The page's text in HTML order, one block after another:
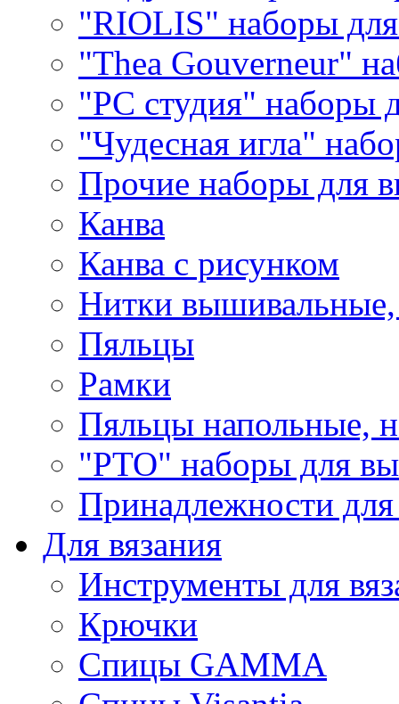
"RIOLIS" наборы
"Thea Gouverneur"
"РС студия" наборы
"Чудесная игла"
Прочие наборы для
Канва
Канва с рисунком
Нитки
Пяльцы
Рамки
Пяльцы напольные,
"РТО" наборы для
Принадлежности
Для вязания
Инструменты для
Крючки
Спицы GAMMA